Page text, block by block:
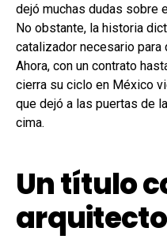
dejó muchas dudas sobre
No obstante, la historia
catalizador necesario para
Ahora, con un contrato
cierra su ciclo en México
que dejó a las puertas de
cima.
Un título